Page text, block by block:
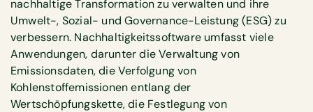
nachhaltige Transformation zu verwalten und ihre
Umwelt-, Sozial- und Governance-Leistung (ESG) zu
verbessern. Nachhaltigkeitssoftware umfasst viele
Anwendungen, darunter die Verwaltung von
Emissionsdaten, die Verfolgung von
Kohlenstoffemissionen entlang der
Wertschöpfungskette, die Festlegung von